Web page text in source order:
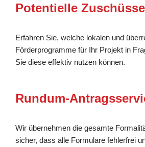
Potentielle Zuschüsse
Erfahren Sie, welche lokalen und
Förderprogramme für Ihr Projekt in
Sie diese effektiv nutzen können.
Rundum-
Wir übernehmen die gesamte
sicher, dass alle Formulare fehlerfrei